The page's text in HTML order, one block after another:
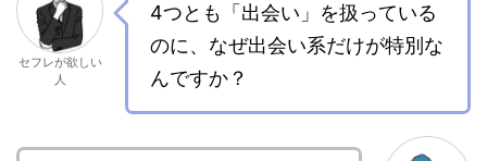
セフレが欲しい
人
4つとも「出会い」を扱っている
のに、なぜ出会い系だけが特別な
んですか？